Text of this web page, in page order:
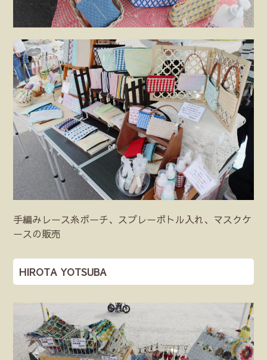
手編みレース糸ポーチ、スプレーボトル入れ、マスクケ
ースの販売
HIROTA YOTSUBA